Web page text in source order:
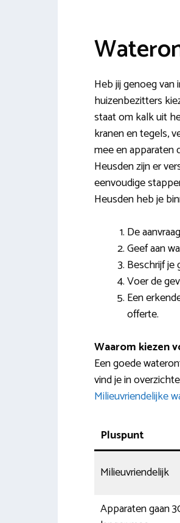
Heb jij genoeg
huizenbezitters
staat om kalk uit
kranen en tegels,
mee en apparaten
Heusden zijn er
eenvoudige
Heusden heb je
De
Geef aan
Beschrijf je
Voer de
Een
offerte.
Waarom kiezen
Een goede
vind je in
Milieuvriendelijke
Pluspunt
Milieuvriendelijk
Apparaten gaan